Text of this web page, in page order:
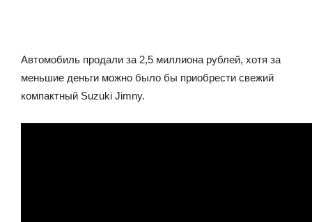
Автомобиль продали за 2,5 миллиона рублей, хотя за
меньшие деньги можно было бы приобрести свежий
компактный Suzuki Jimny.